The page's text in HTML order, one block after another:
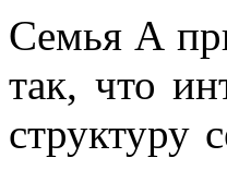
Семья А
так, что
структуру